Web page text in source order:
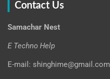
Contact Us
Samachar Nest
E Techno Help
E-mail: shinghime@gmail.com